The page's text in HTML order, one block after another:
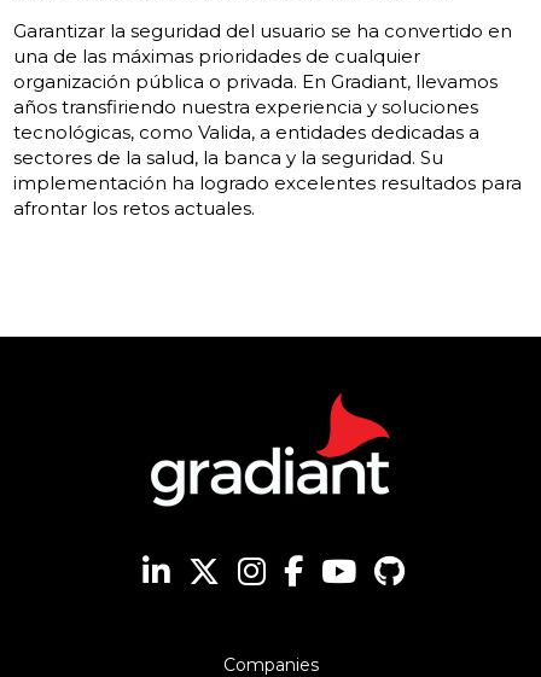
Garantizar la seguridad del usuario se ha convertido en
una de las máximas prioridades de cualquier
organización pública o privada. En Gradiant, llevamos
años transfiriendo nuestra experiencia y soluciones
tecnológicas, como Valida, a entidades dedicadas a
sectores de la salud, la banca y la seguridad. Su
implementación ha logrado excelentes resultados para
afrontar los retos actuales.
Companies